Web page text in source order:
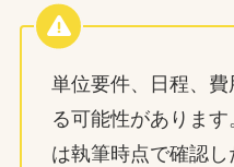
単位要件、日程、
る可能性がありま
は執筆時点で確認